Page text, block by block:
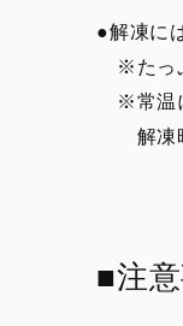
●解凍に
※たっ
※常温
解凍時
■注